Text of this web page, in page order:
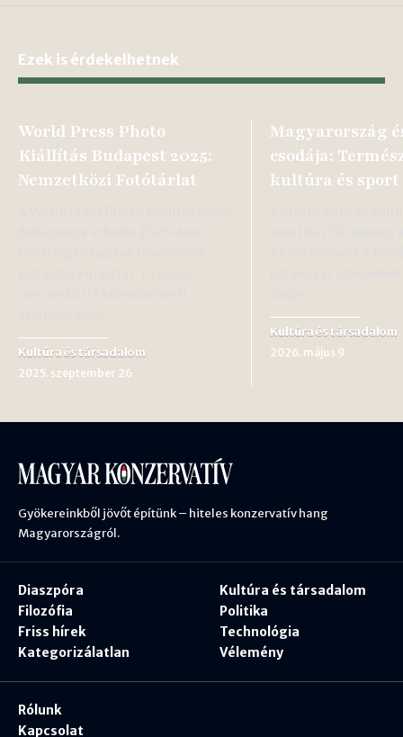
Ezek is érdekelhetnek
World Press Photo
Kiállítás Budapest 2025:
Nemzetközi Fotótárlat
Kultúra és társadalom
2025. szeptember 26
Magyarország
csodája:
kultúra és sport
Kultúra és társadalom
2026. május 9
Gyökereinkből jövőt építünk – hiteles konzervatív hang
Magyarországról.
Diaszpóra
Filozófia
Friss hírek
Kategorizálatlan
Kultúra és társadalom
Politika
Technológia
Vélemény
Rólunk
Kapcsolat